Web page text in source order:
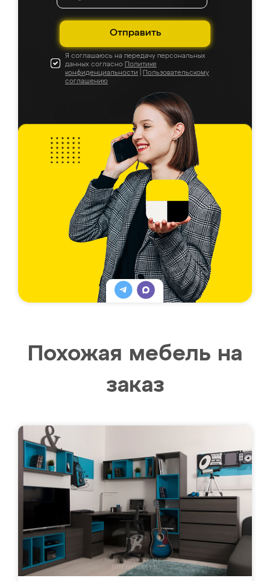
Отправить
Я соглашаюсь на передачу персональных
данных согласно Политике
конфиденциальности
Пользовательскому
соглашению
Похожая мебель на
заказ